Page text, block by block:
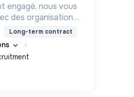
engagé, nous vous
des organisations
afin d'œuvrer
Long-term contract